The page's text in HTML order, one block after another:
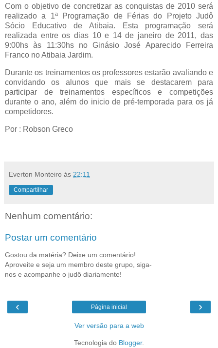
Com o objetivo de concretizar as conquistas de 2010 será
realizado a 1ª Programação de Férias do Projeto Judô
Sócio Educativo de Atibaia. Esta programação será
realizada entre os dias 10 e 14 de janeiro de 2011, das
9:00hs às 11:30hs no Ginásio José Aparecido
Ferreira
Franco no Atibaia Jardim.
Durante os treinamentos os professores estarão avaliando e
convidando os alunos que mais se destacarem para
participar de treinamentos específicos e competições
durante o ano, além do inicio de pré-temporada para os já
competidores.
Por : Robson Greco
Everton Monteiro às 22:11
Compartilhar
Nenhum comentário:
Postar um comentário
Gostou da matéria? Deixe um comentário!
Aproveite e seja um membro deste grupo, siga-
nos e acompanhe o judô diariamente!
‹ ›
Página inicial
Ver versão para a web
Tecnologia do Blogger.